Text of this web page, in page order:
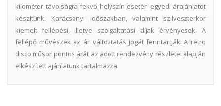
kilométer távolságra fekvő helyszín esetén egyedi árajánlatot
készítünk. Karácsonyi időszakban, valamint szilveszterkor
kiemelt fellépési, illetve szolgáltatási díjak érvényesek. A
fellépő művészek az ár változtatás jogát fenntartják. A retro
disco műsor pontos árát az adott rendezvény részletei alapján
elkészített ajánlatunk tartalmazza.